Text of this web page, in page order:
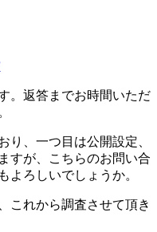
。返答までお時間いただ
り、一つ目は公開設定、
すが、こちらのお問い合
よろしいでしょうか。
これから調査させて頂き